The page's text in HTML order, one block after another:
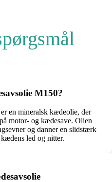
M150?
en mineralsk kædeolie, der
motor- og kædesave. Olien
og danner en slidstærk
led og nitter.